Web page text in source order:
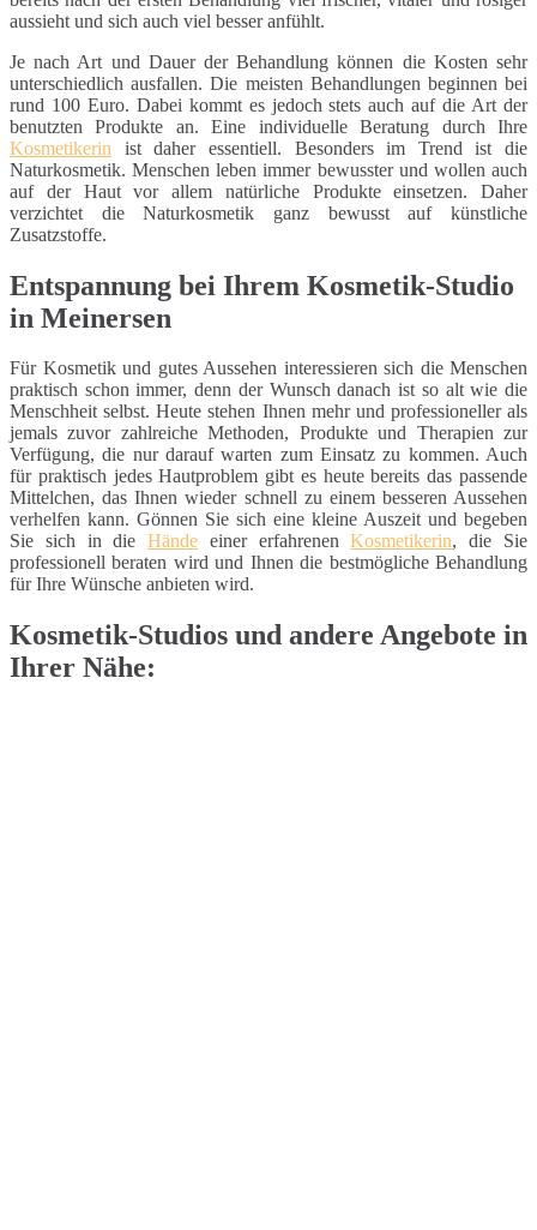
aussieht und sich auch viel besser anfühlt.
Je nach Art und Dauer der Behandlung können die Kosten sehr
unterschiedlich ausfallen. Die meisten Behandlungen beginnen bei
rund 100 Euro. Dabei kommt es jedoch stets auch auf die Art der
benutzten Produkte an. Eine individuelle Beratung durch Ihre
Kosmetikerin ist daher essentiell. Besonders im Trend ist die
Naturkosmetik. Menschen leben immer bewusster und wollen auch
auf der Haut vor allem natürliche Produkte einsetzen. Daher
verzichtet die Naturkosmetik ganz bewusst auf künstliche
Zusatzstoffe.
Entspannung bei Ihrem Kosmetik-Studio
in Meinersen
Für Kosmetik und gutes Aussehen interessieren sich die Menschen
praktisch schon immer, denn der Wunsch danach ist so alt wie die
Menschheit selbst. Heute stehen Ihnen mehr und professioneller als
jemals zuvor zahlreiche Methoden, Produkte und Therapien zur
Verfügung, die nur darauf warten zum Einsatz zu kommen. Auch
für praktisch jedes Hautproblem gibt es heute bereits das passende
Mittelchen, das Ihnen wieder schnell zu einem besseren Aussehen
verhelfen kann. Gönnen Sie sich eine kleine Auszeit und begeben
Sie sich in dieHände einer erfahrenenKosmetikerin, die Sie
professionell beraten wird und Ihnen die bestmögliche Behandlung
für Ihre Wünsche anbieten wird.
Kosmetik-Studios und andere Angebote in
Ihrer Nähe: